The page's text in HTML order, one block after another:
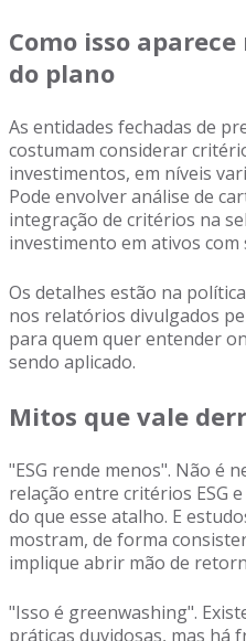
Como isso
do plano
As entidades fechadas de
costumam considerar
investimentos, em níveis
Pode envolver análise de
integração de critérios na
investimento em ativos
Os detalhes estão na
nos relatórios divulgados
para quem quer entender
sendo aplicado.
Mitos que vale
"ESG rende menos". Não é
relação entre critérios ESG
do que esse atalho. E
mostram, de forma
implique abrir mão de
"Isso é greenwashing".
práticas duvidosas, mas há